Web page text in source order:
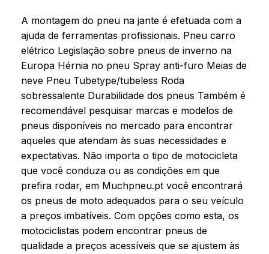
A montagem do pneu na jante é efetuada com a
ajuda de ferramentas profissionais. Pneu carro
elétrico Legislação sobre pneus de inverno na
Europa Hérnia no pneu Spray anti-furo Meias de
neve Pneu Tubetype/tubeless Roda
sobressalente Durabilidade dos pneus Também é
recomendável pesquisar marcas e modelos de
pneus disponíveis no mercado para encontrar
aqueles que atendam às suas necessidades e
expectativas. Não importa o tipo de motocicleta
que você conduza ou as condições em que
prefira rodar, em Muchpneu.pt você encontrará
os pneus de moto adequados para o seu veículo
a preços imbatíveis. Com opções como esta, os
motociclistas podem encontrar pneus de
qualidade a preços acessíveis que se ajustem às